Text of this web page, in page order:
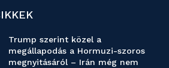
Trump szerint közel a
megállapodás a Hormuzi-szoros
megnyitásáról – Irán még nem